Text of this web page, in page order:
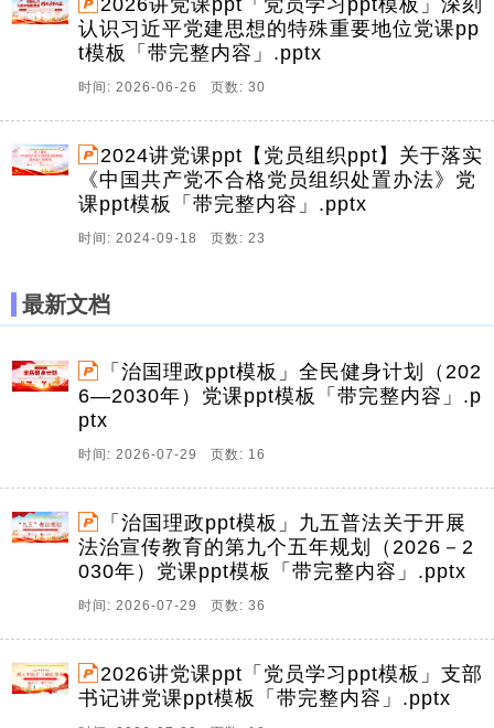
认识习近平党建思想的特殊重要地位党课pp
t模板「带完整内容」.pptx
时间: 2026-06-26 页数: 30
2024讲党课ppt【党员组织ppt】关于落实
《中国共产党不合格党员组织处置办法》党
课ppt模板「带完整内容」.pptx
时间: 2024-09-18 页数: 23
最新文档
「治国理政ppt模板」全民健身计划（202
6—2030年）党课ppt模板「带完整内容」.p
ptx
时间: 2026-07-29 页数: 16
「治国理政ppt模板」九五普法关于开展
法治宣传教育的第九个五年规划（2026－2
030年）党课ppt模板「带完整内容」.pptx
时间: 2026-07-29 页数: 36
2026讲党课ppt「党员学习ppt模板」支部
书记讲党课ppt模板「带完整内容」.pptx